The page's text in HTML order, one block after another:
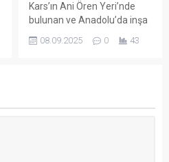
Kars’ın Ani Ören Yeri’nde
bulunan ve Anadolu’da inşa
özelliği taşıyan Ebul
08.09.2025 0 43